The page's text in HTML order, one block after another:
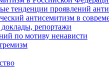
тенденции проявлений
антисемитизм в
доклады, репортажи
по мотиву ненависти